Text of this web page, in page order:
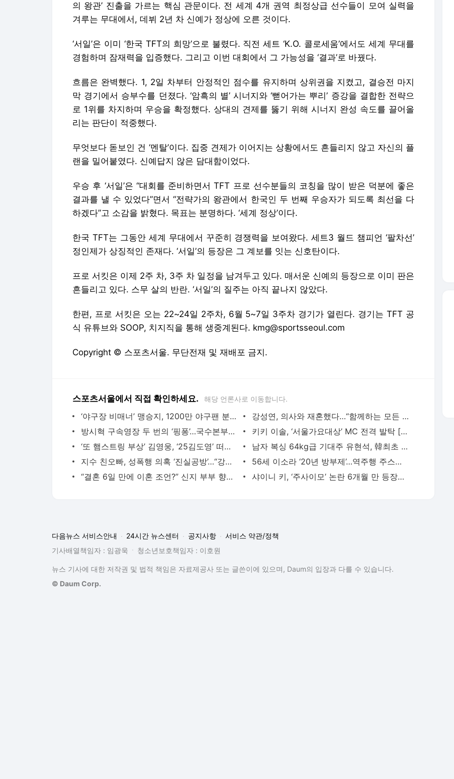
의 왕관’ 진출을 가르는 핵심 관문이다. 전 세계 4개 권역 최정상급 선수들이 모여 실력을
겨루는 무대에서, 데뷔 2년 차 신예가 정상에 오른 것이다.
‘서일’은 이미 ‘한국 TFT의 희망’으로 불렸다. 직전 세트 ‘K.O. 콜로세움’에서도 세계 무대를
경험하며 잠재력을 입증했다. 그리고 이번 대회에서 그 가능성을 ‘결과’로 바꿨다.
흐름은 완벽했다. 1, 2일 차부터 안정적인 점수를 유지하며 상위권을 지켰고, 결승전 마지
막 경기에서 승부수를 던졌다. ‘암흑의 별’ 시너지와 ‘뻗어가는 뿌리’ 증강을 결합한 전략으
로 1위를 차지하며 우승을 확정했다. 상대의 견제를 뚫기 위해 시너지 완성 속도를 끌어올
리는 판단이 적중했다.
무엇보다 돋보인 건 ‘멘탈’이다. 집중 견제가 이어지는 상황에서도 흔들리지 않고 자신의 플
랜을 밀어붙였다. 신예답지 않은 담대함이었다.
우승 후 ‘서일’은 “대회를 준비하면서 TFT 프로 선수분들의 코칭을 많이 받은 덕분에 좋은
결과를 낼 수 있었다”면서 “전략가의 왕관에서 한국인 두 번째 우승자가 되도록 최선을 다
하겠다”고 소감을 밝혔다. 목표는 분명하다. ‘세계 정상’이다.
한국 TFT는 그동안 세계 무대에서 꾸준히 경쟁력을 보여왔다. 세트3 월드 챔피언 ‘팔차선’
정인제가 상징적인 존재다. ‘서일’의 등장은 그 계보를 잇는 신호탄이다.
프로 서킷은 이제 2주 차, 3주 차 일정을 남겨두고 있다. 매서운 신예의 등장으로 이미 판은
흔들리고 있다. 스무 살의 반란. ‘서일’의 질주는 아직 끝나지 않았다.
한편, 프로 서킷은 오는 22~24일 2주차, 6월 5~7일 3주차 경기가 열린다. 경기는 TFT 공
식 유튜브와 SOOP, 치지직을 통해 생중계된다. kmg@sportsseoul.com
Copyright © 스포츠서울. 무단전재 및 재배포 금지.
스포츠서울에서 직접 확인하세요. 해당 언론사로 이동합니다.
‘야구장 비매너’ 맹승지, 1200만 야구팬 분노케 한 한마디 “그냥 트렌드”…AI면 용서되는가? [
강성연, 의사와 재혼했다…“함께하는 모든 것이 기적” 직접 고백
방시혁 구속영장 두 번의 ‘핑퐁’…국수본부장 “신경전? 신경 써본 적도 없다”
키키 이솔, ‘서울가요대상’ MC 전격 발탁 [35th 서울가요대상]
‘또 햄스트링 부상’ 김영웅, ‘25김도영’ 떠오르네…확실히 다스리고 돌아와야 [SS포커스]
남자 복싱 64kg급 기대주 유현석, 韓최초 아시아 U-15 챔피언십 결승 진출
지수 친오빠, 성폭행 의혹 ‘진실공방’…“강간 vs 셋업 범죄”
56세 이소라 ‘20년 방부제’…역주행 주스에 홍진경도 감탄
“결혼 6일 만에 이혼 조언?” 신지 부부 향한 변호사 유튜버 ‘선 넘은 훈수’ 논란
샤이니 키, ‘주사이모’ 논란 6개월 만 등장…파격 비주얼로 복귀
다음뉴스 서비스안내 24시간 뉴스센터 공지사항
서비스 약관/정책
기사배열책임자 : 임광욱
청소년보호책임자 : 이호원
뉴스 기사에 대한 저작권 및 법적 책임은 자료제공사 또는 글쓴이에 있으며, Daum의 입장과 다를 수 있습니다.
© Daum Corp.